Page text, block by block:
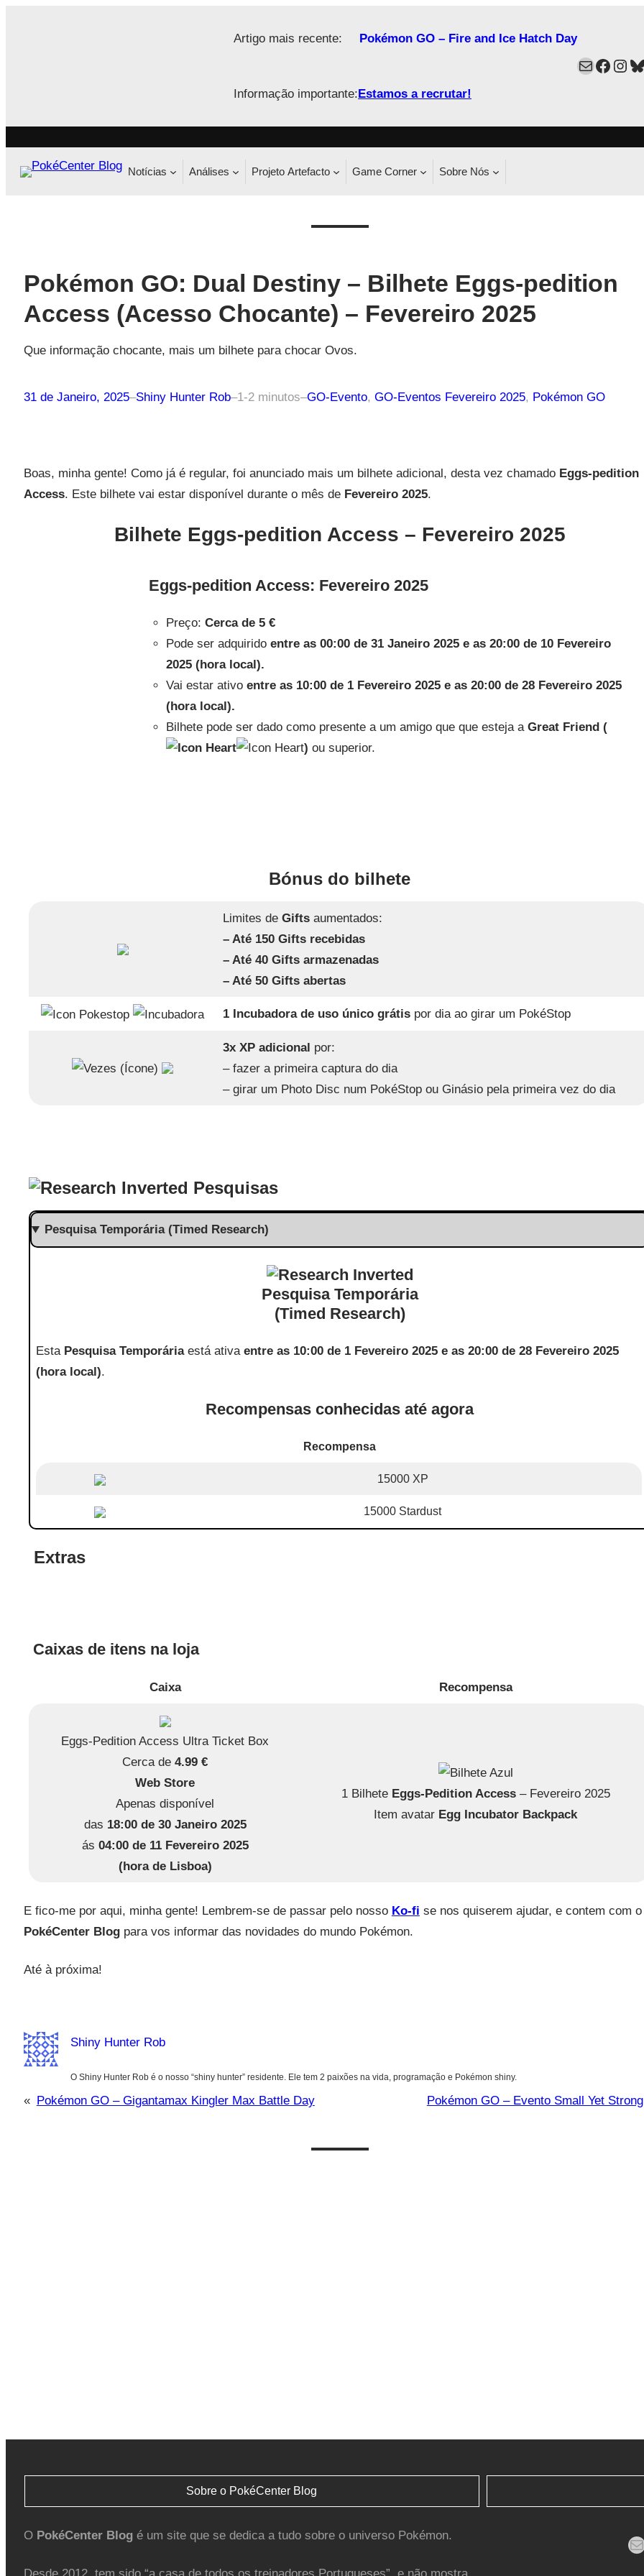
Artigo mais recente: Pokémon GO – Fire and Ice Hatch Day
Informação importante:Estamos a recrutar!
Mail
Notícias Análises Projeto Artefacto Game Corner Sobre Nós
Pokémon GO: Dual Destiny – Bilhete Eggs-pedition
Access (Acesso Chocante) – Fevereiro 2025
Que informação chocante, mais um bilhete para chocar Ovos.
31 de Janeiro, 2025–Shiny Hunter Rob–1-2 minutos–GO-Evento, GO-Eventos Fevereiro 2025, Pokémon GO
Boas, minha gente! Como já é regular, foi anunciado mais um bilhete adicional, desta vez chamado Eggs-pedition
Access. Este bilhete vai estar disponível durante o mês de Fevereiro 2025.
Bilhete Eggs-pedition Access – Fevereiro 2025
Eggs-pedition Access: Fevereiro 2025
Preço: Cerca de 5 €
Pode ser adquirido entre as 00:00 de 31 Janeiro 2025 e as 20:00 de 10 Fevereiro
2025 (hora local).
Vai estar ativo entre as 10:00 de 1 Fevereiro 2025 e as 20:00 de 28 Fevereiro 2025
(hora local).
Bilhete pode ser dado como presente a um amigo que que esteja a Great Friend (
) ou superior.
Bónus do bilhete
Limites deGifts aumentados:
– Até 150 Gifts recebidas
– Até 40 Gifts armazenadas
– Até 50 Gifts abertas
1 Incubadora de uso único grátis por dia ao girar um PokéStop
3x XP adicional por:
– fazer a primeira captura do dia
– girar um Photo Disc num PokéStop ou Ginásio pela primeira vez do dia
Pesquisas
Pesquisa Temporária (Timed Research)
Pesquisa Temporária
(Timed Research)
Esta Pesquisa Temporáriaestá ativaentre as 10:00 de 1 Fevereiro 2025 e as 20:00 de 28 Fevereiro 2025
(hora local).
Recompensas conhecidas até agora
Recompensa
15000 XP
15000 Stardust
Extras
Caixas de itens na loja
Caixa Recompensa
Eggs-Pedition Access Ultra Ticket Box
Cerca de4.99 €
Web Store
Apenas disponível
das 18:00 de 30 Janeiro 2025
ás 04:00 de 11 Fevereiro 2025
(hora de Lisboa)
1 Bilhete Eggs-Pedition Access– Fevereiro 2025
Item avatar Egg Incubator Backpack
E fico-me por aqui, minha gente! Lembrem-se de passar pelo nosso Ko-fi se nos quiserem ajudar, e contem com o
PokéCenter Blogpara vos informar das novidades do mundo Pokémon.
Até à próxima!
Shiny Hunter Rob
O Shiny Hunter Rob é o nosso “shiny hunter” residente. Ele tem 2 paixões na vida, programação e Pokémon shiny.
« Pokémon GO – Gigantamax Kingler Max Battle Day Pokémon GO – Evento Small Yet Strong
Sobre o PokéCenter Blog
O PokéCenter Blogé um site que se dedica a tudo sobre o universo Pokémon. Mail